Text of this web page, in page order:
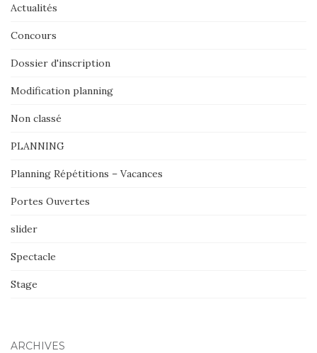
Actualités
Concours
Dossier d'inscription
Modification planning
Non classé
PLANNING
Planning Répétitions – Vacances
Portes Ouvertes
slider
Spectacle
Stage
ARCHIVES